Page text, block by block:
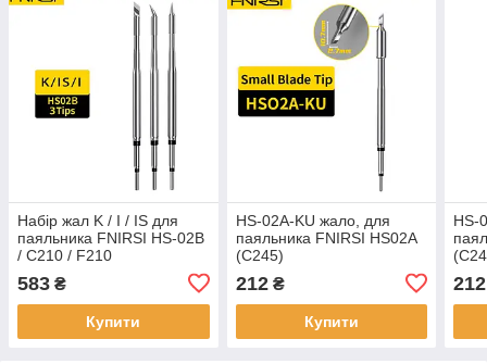
Набір жал K / I / IS для
паяльника FNIRSI HS-02B
/ C210 / F210
583 ₴
Купити
HS-02A-KU жало, для
паяльника FNIRSI HS02A
(С245)
212₴
Купити
HS-
212